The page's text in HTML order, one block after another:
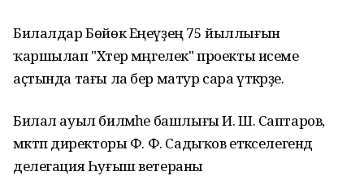
Билалдар Бөйөк Еңеүҙең 75 йыллығын
ҡаршылап "Хәтер мәңгелек" проекты исеме
аҫтында тағы ла бер матур сара үткәрҙе.
Билал ауыл биләмәһе башлығы И. Ш. Саптаров,
мәктәп директоры Ф. Ф. Садыҡов етәкселегендә
делегация Һуғыш ветераны